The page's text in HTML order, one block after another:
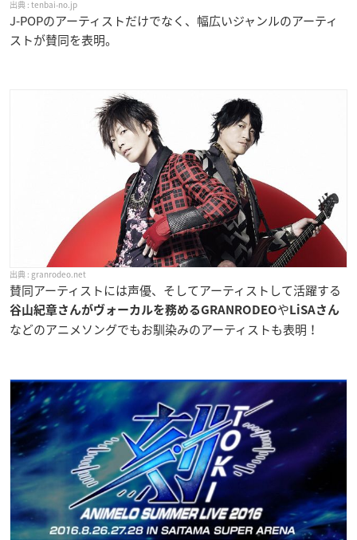
tenbai-no.jp
J-POPのアーティストだけでなく、幅広いジャンルのアーティ
ストが賛同を表明。
granrodeo.net
賛同アーティストには声優、そしてアーティストして活躍する
谷山紀章さんがヴォーカルを務めるGRANRODEOや LiSAさん
などのアニメソングでもお馴染みのアーティストも表明！